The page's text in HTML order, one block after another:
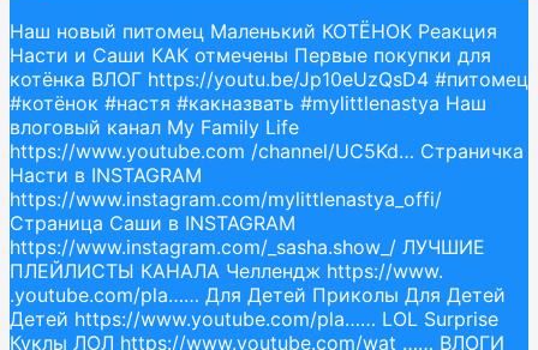
Наш новый питомец Маленький КОТЁНОК Реакция
Насти и Саши КАК отмечены Первые покупки для
котёнка ВЛОГ https://youtu.be/Jp10eUzQsD4 #питомец
#котёнок #настя #какназвать #mylittlenastya Наш
влоговый канал My Family Life
https://www.youtube.com /channel/UC5Kd… Cтраничка
Насти в INSTAGRAM
https://www.instagram.com/mylittlenastya_offi/
Страница Саши в INSTAGRAM
https://www.instagram.com/_sasha.show_/ ЛУЧШИЕ
ПЛЕЙЛИСТЫ КАНАЛА Челлендж https://www.
.youtube.com/pla…… Для Детей Приколы Для Детей
Детей https://www.youtube.com/pla…… LOL Surprise
Куклы ЛОЛ https://www.youtube.com/wat …… ВЛОГИ